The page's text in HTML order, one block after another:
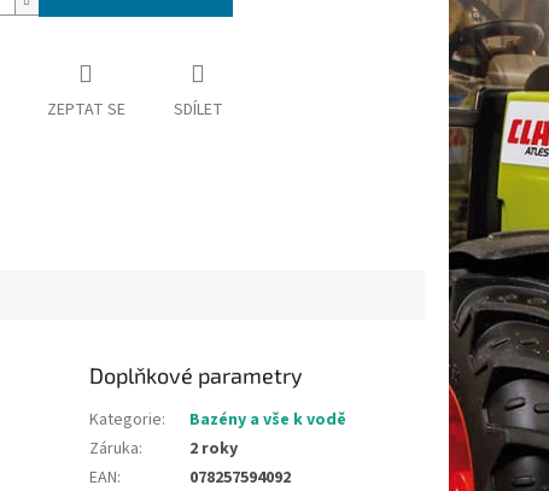
ZEPTAT SE SDÍLET
Doplňkové parametry
Kategorie:
Bazény a vše k vodě
Záruka:
2 roky
EAN: 078257594092